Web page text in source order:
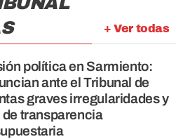
+ Ver todas
política en Sarmiento:
ante el Tribunal de
graves irregularidades y
de transparencia